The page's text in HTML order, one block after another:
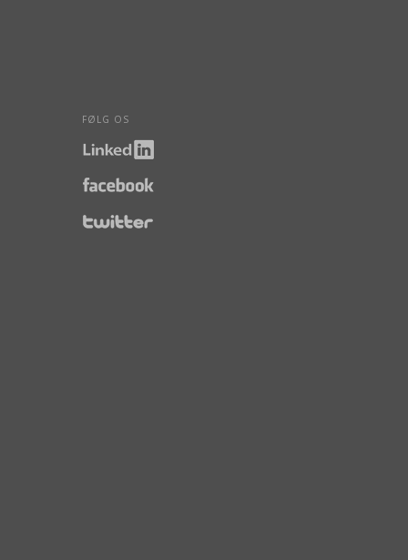
FØLG OS